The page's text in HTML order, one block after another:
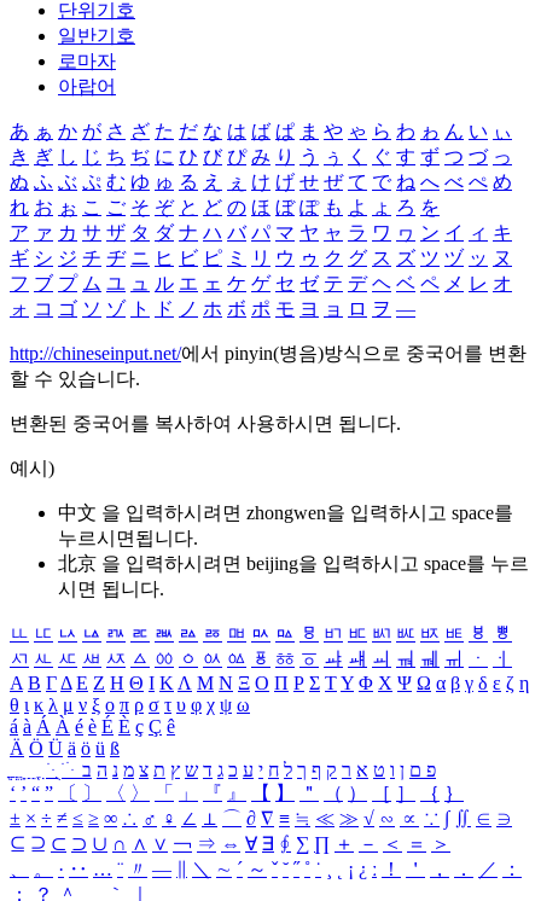
단위기호
일반기호
로마자
아랍어
あ ぁ か が さ ざ た だ な は ば ぱ ま や ゃ ら わ ゎ ん い ぃ
き ぎ し じ ち ぢ に ひ び ぴ み り う ぅ く ぐ す ず つ づ っ
ぬ ふ ぶ ぷ む ゆ ゅ る え ぇ け げ せ ぜ て で ね へ べ ぺ め
れ お ぉ こ ご そ ぞ と ど の ほ ぼ ぽ も よ ょ ろ を
ア ァ カ サ ザ タ ダ ナ ハ バ パ マ ヤ ャ ラ ワ ヮ ン イ ィ キ
ギ シ ジ チ ヂ ニ ヒ ビ ピ ミ リ ウ ゥ ク グ ス ズ ツ ヅ ッ ヌ
フ ブ プ ム ユ ュ ル エ ェ ケ ゲ セ ゼ テ デ ヘ ベ ペ メ レ オ
ォ コ ゴ ソ ゾ ト ド ノ ホ ボ ポ モ ヨ ョ ロ ヲ ―
http://chineseinput.net/에서 pinyin(병음)방식으로 중국어를 변환
할 수 있습니다.
변환된 중국어를 복사하여 사용하시면 됩니다.
예시)
中文 을 입력하시려면 zhongwen을 입력하시고 space를
누르시면됩니다.
北京 을 입력하시려면 beijing을 입력하시고 space를 누르
시면 됩니다.
ㅥ ㅦ ㅧ ㅨ ㅩ ㅪ ㅫ ㅬ ㅭ ㅮ ㅯ ㅰ ㅱ ㅲ ㅳ ㅴ ㅵ ㅶ ㅷ ㅸ
ㅹ
ㅺ ㅻ ㅼ ㅽ ㅾ ㅿ ㆀ ㆁ ㆂ ㆃ ㆄ ㆅ ㆆ ㆇ ㆈ ㆉ ㆊ ㆋ ㆌ ㆍ
ㆎ
Α Β ΓΔ Ε Ζ Η Θ Ι ΚΛ Μ Ν Ξ Ο Π Ρ Σ ΤΥ Φ Χ Ψ Ω α β γ δ ε ζ η
θ ι κ λ μ ν ξ ο π ρ σ τ υ φ χ ψ ω
á à Á À é è É È ç Ç ê
Ä Ö Ü ä ö ü ß
ִֶֹ ֻּ ׁׂ פ ם ן ו ט א ר ק ף ך ל ח י ע כ ג ד ש ץ ת צ מ נ ה ב
‘ ’ “ ” 〔 〕 〈 〉 「 」 『 』 【 】 ＂ （ ） ［ ］ ｛ ｝
± × ÷ ≠ ≤ ≥ ∞ ∴ ♂ ♀ ∠ ⊥ ⌒ ∂ ∇ ≡ ≒ ≪ ≫ √ ∽ ∝ ∵ ∫ ∬ ∈ ∋
⊆ ⊇ ⊂ ⊃ ∪ ∩ ∧ ∨ ￢ ⇒ ⇔ ∀ ∃ ∮ ∑ ∏ ＋ － ＜ ＝
＞
、
。 · ‥ … ¨ 〃 ― ＼ ∼ ´ ～ ˇ ˘ ˝ ˚ ˙ ¸ ¡ ¿ ː ！ ＇ ， ． ／
：
；
？ ＾ ｀